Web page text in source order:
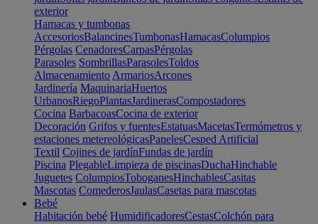
exterior
Hamacas y tumbonas
AccesoriosBalancinesTumbonasHamacasColumpios
Pérgolas CenadoresCarpasPérgolas
Parasoles SombrillasParasolesToldos
Almacenamiento ArmariosArcones
Jardinería MaquinariaHuertos
UrbanosRiegoPlantasJardinerasCompostadores
Cocina BarbacoasCocina de exterior
Decoración Grifos y fuentesEstatuasMacetasTermómetros y
estaciones metereológicasPanelesCesped Artificial
Textil Cojines de jardínFundas de jardín
Piscina PlegableLimpieza de piscinasDuchaHinchable
Juguetes ColumpiosToboganesHinchablesCasitas
Mascotas ComederosJaulasCasetas para mascotas
Bebé
Habitación bebé HumidificadoresCestasColchón para